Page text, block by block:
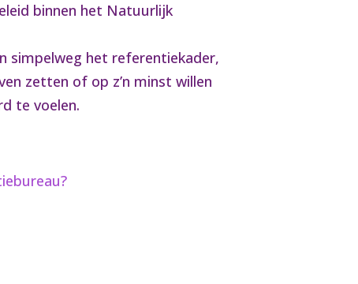
binnen het Natuurlijk
simpelweg het referentiekader,
zetten of op z’n minst willen
te voelen.